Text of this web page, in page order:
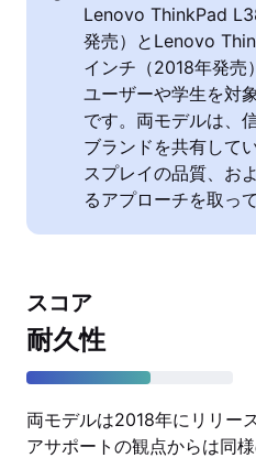
Lenovo ThinkPad
発売）とLenovo
インチ（2018年発売
ユーザーや学生を対
です。両モデルは、
ブランドを共有して
スプレイの品質、お
るアプローチを取っ
スコア
耐久性
両モデルは2018年にリリー
アサポートの観点からは同